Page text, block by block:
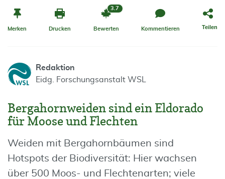
Merken Drucken Bewerten
3.7
Kommentieren Teilen
Redaktion
Eidg. Forschungsanstalt WSL
Bergahornweiden sind ein Eldorado
für Moose und Flechten
Weiden mit Bergahornbäumen sind
Hotspots der Biodiversität: Hier wachsen
über 500 Moos- und Flechtenarten; viele